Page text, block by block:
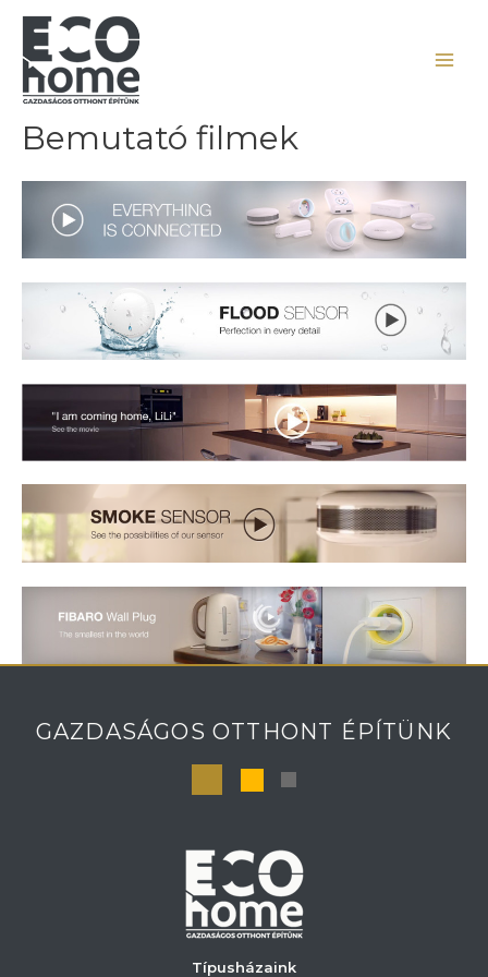
Bemutató filmek
GAZDASÁGOS OTTHONT ÉPÍTÜNK
Típusházaink